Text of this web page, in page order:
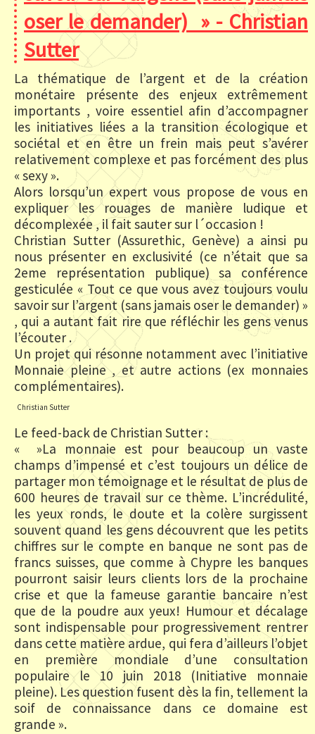
oser le demander) » - Christian
Sutter
La thématique de l’argent et de la création
monétaire présente des enjeux extrêmement
importants , voire essentiel afin d’accompagner
les initiatives liées a la transition écologique et
sociétal et en être un frein mais peut s’avérer
relativement complexe et pas forcément des plus
« sexy ».
Alors lorsqu’un expert vous propose de vous en
expliquer les rouages de manière ludique et
décomplexée , il fait sauter sur l´occasion !
Christian Sutter (Assurethic, Genève) a ainsi pu
nous présenter en exclusivité (ce n’était que sa
2eme représentation publique) sa conférence
gesticulée « Tout ce que vous avez toujours voulu
savoir sur l’argent (sans jamais oser le demander) »
, qui a autant fait rire que réfléchir les gens venus
l’écouter .
Un projet qui résonne notamment avec l’initiative
Monnaie pleine , et autre actions (ex monnaies
complémentaires).
Christian Sutter
Le feed-back de Christian Sutter :
« »La monnaie est pour beaucoup un vaste
champs d’impensé et c’est toujours un délice de
partager mon témoignage et le résultat de plus de
600 heures de travail sur ce thème. L’incrédulité,
les yeux ronds, le doute et la colère surgissent
souvent quand les gens découvrent que les petits
chiffres sur le compte en banque ne sont pas de
francs suisses, que comme à Chypre les banques
pourront saisir leurs clients lors de la prochaine
crise et que la fameuse garantie bancaire n’est
que de la poudre aux yeux! Humour et décalage
sont indispensable pour progressivement rentrer
dans cette matière ardue, qui fera d’ailleurs l’objet
en première mondiale d’une consultation
populaire le 10 juin 2018 (Initiative monnaie
pleine). Les question fusent dès la fin, tellement la
soif de connaissance dans ce domaine est
grande ».